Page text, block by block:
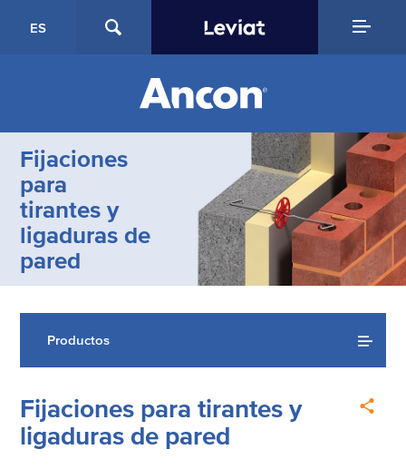
ES
Fijaciones
para
tirantes y
ligaduras de
pared
Productos
Fijaciones para tirantes y
ligaduras de pared